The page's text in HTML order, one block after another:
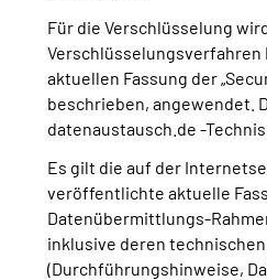
Für die Verschlüsselung
Verschlüsselungsverfahren
aktuellen Fassung der
beschrieben, angewendet.
datenaustausch.de -
Es gilt die auf der
veröffentlichte aktuelle
Datenübermittlungs-
inklusive deren
(Durchführungshinweise,